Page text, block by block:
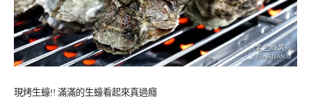
現烤生蠔!! 滿滿的生蠔看起來真過癮